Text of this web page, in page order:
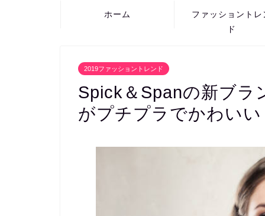
ホーム
ファッショントレ
ド
2019ファッショントレンド
Spick＆Spanの新ブラ
がプチプラでかわいい